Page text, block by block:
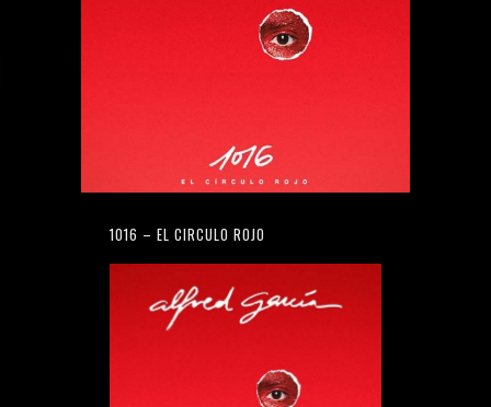
1016 – EL CIRCULO ROJO